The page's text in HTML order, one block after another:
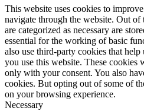
This website uses cookies to
navigate through the website. Out of
are categorized as necessary are
essential for the working of basic
also use third-party cookies that
you use this website. These
only with your consent. You also
cookies. But opting out of some of
on your browsing experience.
Necessary